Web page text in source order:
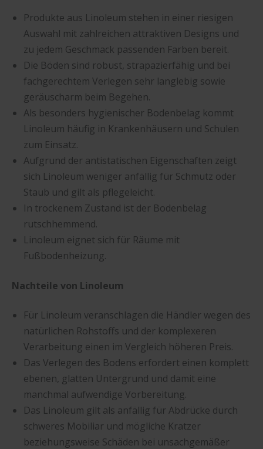
Produkte aus Linoleum stehen in einer riesigen
Auswahl mit zahlreichen attraktiven Designs und
zu jedem Geschmack passenden Farben bereit.
Die Böden sind robust, strapazierfähig und bei
fachgerechtem Verlegen sehr langlebig sowie
geräuscharm beim Begehen.
Als besonders hygienischer Bodenbelag kommt
Linoleum häufig in Krankenhäusern und Schulen
zum Einsatz.
Aufgrund der antistatischen Eigenschaften zeigt
sich Linoleum weniger anfällig für Schmutz oder
Staub und gilt als pflegeleicht.
In trockenem Zustand ist der Bodenbelag
rutschhemmend.
Linoleum eignet sich für Räume mit
Fußbodenheizung.
Nachteile von Linoleum
Für Linoleum veranschlagen die Händler wegen des
natürlichen Rohstoffs und der komplexeren
Verarbeitung einen im Vergleich höheren Preis.
Das Verlegen des Bodens erfordert einen komplett
ebenen, glatten Untergrund und damit eine
manchmal aufwendige Vorbereitung.
Das Linoleum gilt als anfällig für Abdrücke durch
schweres Mobiliar und mögliche Kratzer
beziehungsweise Schäden bei unsachgemäßer